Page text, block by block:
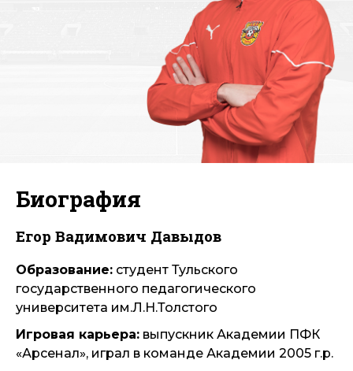
Биография
Егор Вадимович Давыдов
Образование: студент Тульского
государственного педагогического
университета им.Л.Н.Толстого
Игровая карьера: выпускник Академии ПФК
«Арсенал», играл в команде Академии 2005 г.р.